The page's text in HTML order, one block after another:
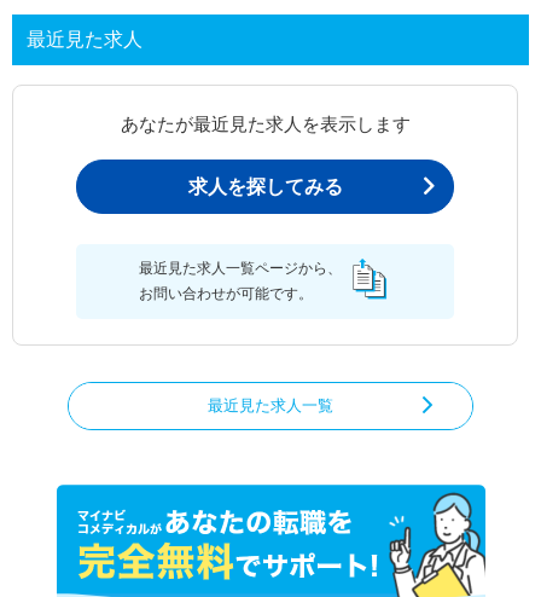
最近見た求人
あなたが最近見た求人を表示します
求人を探してみる
最近見た求人一覧ページから、
お問い合わせが可能です。
最近見た求人一覧